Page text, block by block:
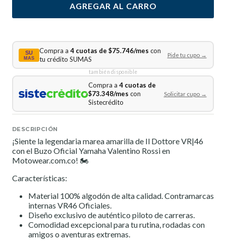
AGREGAR AL CARRO
SU
MAS
Compra a4 cuotas de $75.746/mes con
tu crédito SUMAS
Pide tu cupo →
también disponible
Compra a 4 cuotas de
$73.348/mes con
Sistecrédito
Solicitar cupo →
DESCRIPCIÓN
¡Siente la legendaria marea amarilla de Il Dottore VR|46
con el Buzo Oficial Yamaha Valentino Rossi en
Motowear.com.co! 🏍️
Características:
Material 100% algodón de alta calidad. Contramarcas
internas VR46 Oficiales.
Diseño exclusivo de auténtico piloto de carreras.
Comodidad excepcional para tu rutina, rodadas con
amigos o aventuras extremas.